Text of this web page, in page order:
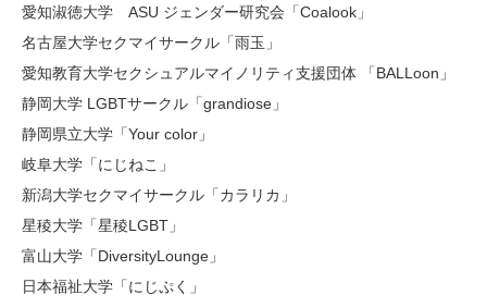
愛知淑徳大学 ASU ジェンダー研究会「Coalook」
名古屋大学セクマイサークル「雨玉」
愛知教育大学セクシュアルマイノリティ支援団体 「BALLoon」
静岡大学 LGBTサークル「grandiose」
静岡県立大学「Your color」
岐阜大学「にじねこ」
新潟大学セクマイサークル「カラリカ」
星稜大学「星稜LGBT」
富山大学「DiversityLounge」
日本福祉大学「にじぷく」